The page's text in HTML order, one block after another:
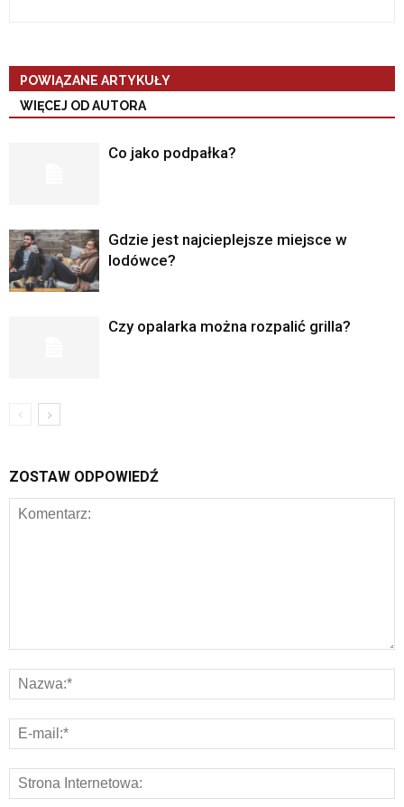
POWIĄZANE ARTYKUŁY
WIĘCEJ OD AUTORA
Co jako podpałka?
Gdzie jest najcieplejsze miejsce w
lodówce?
Czy opalarka można rozpalić grilla?
ZOSTAW ODPOWIEDŹ